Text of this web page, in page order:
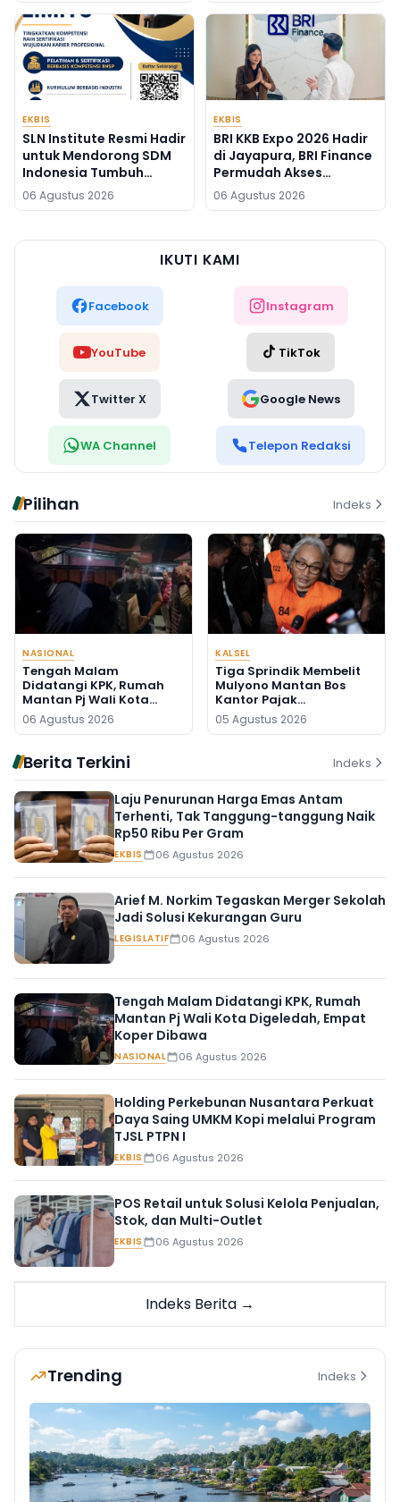
EKBIS
SLN Institute Resmi Hadir
untuk Mendorong SDM
Indonesia Tumbuh
Melampaui Batas
06 Agustus 2026
EKBIS
BRI KKB Expo 2026 Hadir
di Jayapura, BRI Finance
Permudah Akses
Pembiayaan Kendaraan
06 Agustus 2026
IKUTI KAMI
Facebook Instagram
YouTube TikTok
Twitter X Google News
WA Channel Telepon Redaksi
Pilihan Indeks
NASIONAL
Tengah Malam
Didatangi KPK, Rumah
Mantan Pj Wali Kota
Digeledah, Empat Koper
Dibawa
06 Agustus 2026
KALSEL
Tiga Sprindik Membelit
Mulyono Mantan Bos
Kantor Pajak
Banjarmasin
05 Agustus 2026
Berita Terkini Indeks
Laju Penurunan Harga Emas Antam
Terhenti, Tak Tanggung-tanggung Naik
Rp50 Ribu Per Gram
EKBIS 06 Agustus 2026
Arief M. Norkim Tegaskan Merger Sekolah
Jadi Solusi Kekurangan Guru
LEGISLATIF 06 Agustus 2026
Tengah Malam Didatangi KPK, Rumah
Mantan Pj Wali Kota Digeledah, Empat
Koper Dibawa
NASIONAL 06 Agustus 2026
Holding Perkebunan Nusantara Perkuat
Daya Saing UMKM Kopi melalui Program
TJSL PTPN I
EKBIS 06 Agustus 2026
POS Retail untuk Solusi Kelola Penjualan,
Stok, dan Multi-Outlet
EKBIS 06 Agustus 2026
Indeks Berita →
Trending Indeks